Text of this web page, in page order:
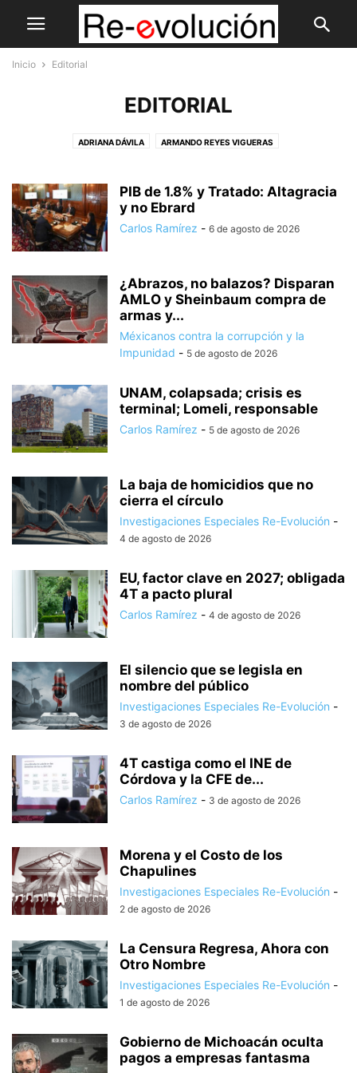
Inicio Editorial
EDITORIAL
ADRIANA DÁVILA ARMANDO REYES VIGUERAS
ENRIQUE DÁVILA VEGA
JUAN IGNACIO ZAVALA JUAN JOSÉ RODRÍGUEZ PRATS
JULIO FELIPE FAESLER LUIS FELIPE BRAVO MENA
LUIS FERNANDO BERNAL
TOMÁS TRUEBA GRACIÁN
PIB de 1.8% y Tratado: Altagracia
y no Ebrard
Carlos Ramírez - 6 de agosto de 2026
¿Abrazos, no balazos? Disparan
AMLO y Sheinbaum compra de
armas y...
Méxicanos contra la corrupción y la
Impunidad - 5 de agosto de 2026
UNAM, colapsada; crisis es
terminal; Lomeli, responsable
Carlos Ramírez - 5 de agosto de 2026
La baja de homicidios que no
cierra el círculo
Investigaciones Especiales Re-Evolución -
4 de agosto de 2026
EU, factor clave en 2027; obligada
4T a pacto plural
Carlos Ramírez - 4 de agosto de 2026
El silencio que se legisla en
nombre del público
Investigaciones Especiales Re-Evolución -
3 de agosto de 2026
4T castiga como el INE de
Córdova y la CFE de...
Carlos Ramírez - 3 de agosto de 2026
Morena y el Costo de los
Chapulines
Investigaciones Especiales Re-Evolución -
2 de agosto de 2026
La Censura Regresa, Ahora con
Otro Nombre
Investigaciones Especiales Re-Evolución -
1 de agosto de 2026
Gobierno de Michoacán oculta
pagos a empresas fantasma